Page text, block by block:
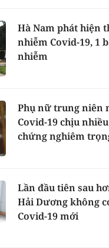
Hà Nam phát hiện
nhiễm Covid-19, 1
nhiễm
Phụ nữ trung niên
Covid-19 chịu
chứng nghiêm
Lần đầu tiên sau
Hải Dương không
Covid-19 mới